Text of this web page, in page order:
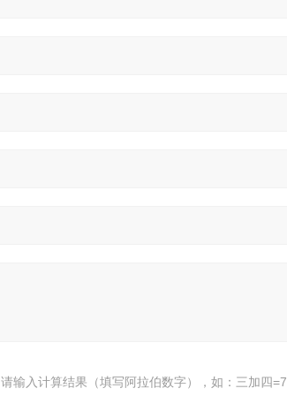
请输入计算结果（填写阿拉伯数字），如：三加四=7